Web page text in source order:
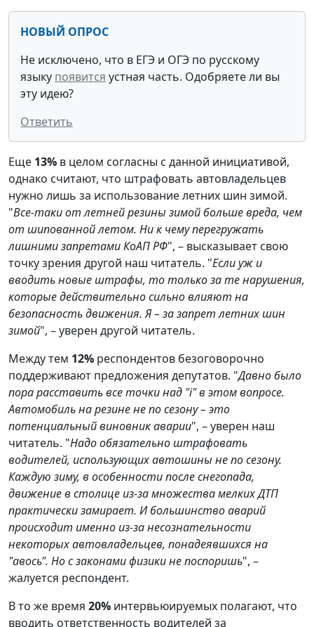
НОВЫЙ ОПРОС
Не исключено, что в ЕГЭ и ОГЭ по русскому
языку появится устная часть. Одобряете ли вы
эту идею?
Ответить
Еще 13% в целом согласны с данной инициативой,
однако считают, что штрафовать автовладельцев
нужно лишь за использование летних шин зимой.
"Все-таки от летней резины зимой больше вреда, чем
от шипованной летом. Ни к чему перегружать
лишними запретами КоАП РФ", – высказывает свою
точку зрения другой наш читатель. "Если уж и
вводить новые штрафы, то только за те нарушения,
которые действительно сильно влияют на
безопасность движения. Я – за запрет летних шин
зимой", – уверен другой читатель.
Между тем 12% респондентов безоговорочно
поддерживают предложения депутатов. "Давно было
пора расставить все точки над "i" в этом вопросе.
Автомобиль на резине не по сезону – это
потенциальный виновник аварии", – уверен наш
читатель. "Надо обязательно штрафовать
водителей, использующих автошины не по сезону.
Каждую зиму, в особенности после снегопада,
движение в столице из-за множества мелких ДТП
практически замирает. И большинство аварий
происходит именно из-за несознательности
некоторых автовладельцев, понадеявшихся на
"авось". Но с законами физики не поспоришь", –
жалуется респондент.
В то же время 20% интервьюируемых полагают, что
вводить ответственность водителей за